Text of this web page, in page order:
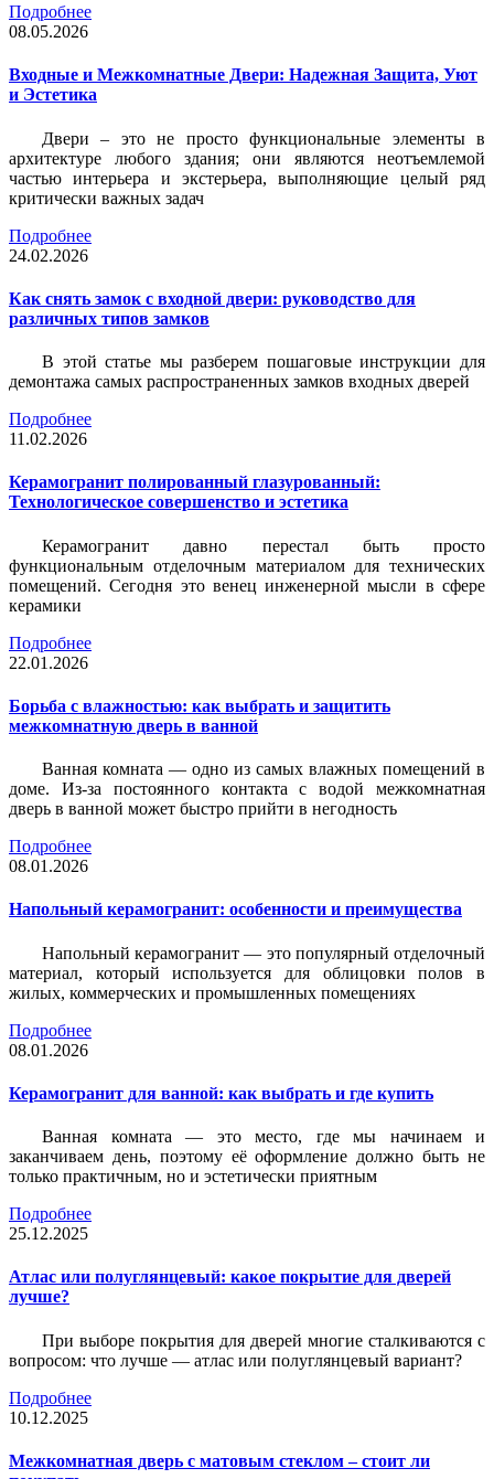
Подробнее
08.05.2026
Входные и Межкомнатные Двери: Надежная Защита, Уют
и Эстетика
Двери – это не просто функциональные элементы в
архитектуре любого здания; они являются неотъемлемой
частью интерьера и экстерьера, выполняющие целый ряд
критически важных задач
Подробнее
24.02.2026
Как снять замок с входной двери: руководство для
различных типов замков
В этой статье мы разберем пошаговые инструкции для
демонтажа самых распространенных замков входных дверей
Подробнее
11.02.2026
Керамогранит полированный глазурованный:
Технологическое совершенство и эстетика
Керамогранит давно перестал быть просто
функциональным отделочным материалом для технических
помещений. Сегодня это венец инженерной мысли в сфере
керамики
Подробнее
22.01.2026
Борьба с влажностью: как выбрать и защитить
межкомнатную дверь в ванной
Ванная комната — одно из самых влажных помещений в
доме. Из-за постоянного контакта с водой межкомнатная
дверь в ванной может быстро прийти в негодность
Подробнее
08.01.2026
Напольный керамогранит: особенности и преимущества
Напольный керамогранит — это популярный отделочный
материал, который используется для облицовки полов в
жилых, коммерческих и промышленных помещениях
Подробнее
08.01.2026
Керамогранит для ванной: как выбрать и где купить
Ванная комната — это место, где мы начинаем и
заканчиваем день, поэтому её оформление должно быть не
только практичным, но и эстетически приятным
Подробнее
25.12.2025
Атлас или полуглянцевый: какое покрытие для дверей
лучше?
При выборе покрытия для дверей многие сталкиваются с
вопросом: что лучше — атлас или полуглянцевый вариант?
Подробнее
10.12.2025
Межкомнатная дверь с матовым стеклом – стоит ли